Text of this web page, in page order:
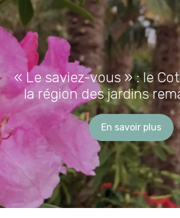
« Le saviez-vous » : le
la région des jardins
En savoir plus